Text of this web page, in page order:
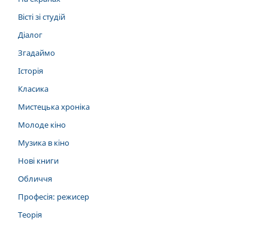
Вісті зі студій
Діалог
Згадаймо
Історія
Класика
Мистецька хроніка
Молоде кіно
Музика в кіно
Нові книги
Обличчя
Професія: режисер
Теорія